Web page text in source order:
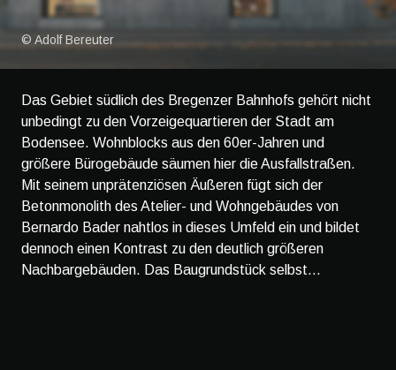
© Adolf Bereuter
Das Gebiet südlich des Bregenzer Bahnhofs gehört nicht
unbedingt zu den Vorzeigequartieren der Stadt am
Bodensee. Wohnblocks aus den 60er-Jahren und
größere Bürogebäude säumen hier die Ausfallstraßen.
Mit seinem unprätenziösen Äußeren fügt sich der
Betonmonolith des Atelier- und Wohngebäudes von
Bernardo Bader nahtlos in dieses Umfeld ein und bildet
dennoch einen Kontrast zu den deutlich größeren
Nachbargebäuden. Das Baugrundstück selbst...